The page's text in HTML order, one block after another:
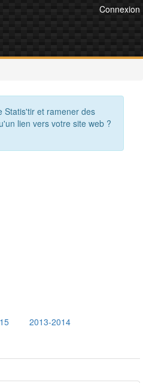
Connexion
Statis'tir et ramener des
lien vers votre site web ?
2013-2014